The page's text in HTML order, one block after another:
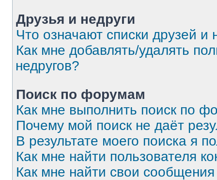
Друзья и недруги
Что означают списки друзей и
Как мне добавлять/удалять
недругов?
Поиск по форумам
Как мне выполнить поиск по
Почему мой поиск не даёт
В результате моего поиска я
Как мне найти пользователя
Как мне найти свои